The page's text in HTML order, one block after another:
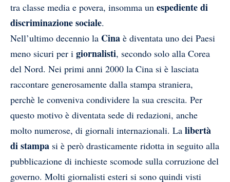
tra classe media e povera, insomma un espediente di
discriminazione sociale.
Nell’ultimo decennio la Cina è diventata uno dei Paesi
meno sicuri per i giornalisti, secondo solo alla Corea
del Nord. Nei primi anni 2000 la Cina si è lasciata
raccontare generosamente dalla stampa straniera,
perchè le conveniva condividere la sua crescita. Per
questo motivo è diventata sede di redazioni, anche
molto numerose, di giornali internazionali. La libertà
di stampa si è però drasticamente ridotta in seguito alla
pubblicazione di inchieste scomode sulla corruzione del
governo. Molti giornalisti esteri si sono quindi visti